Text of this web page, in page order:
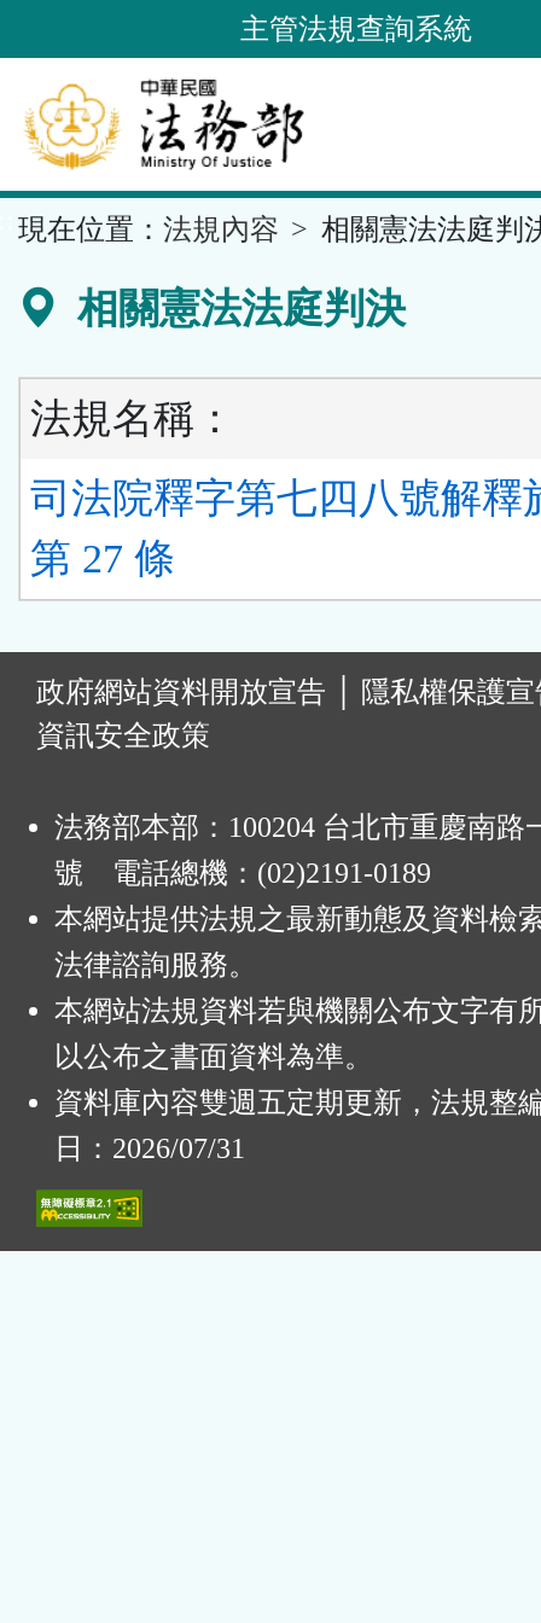
到
要
內
容
區
主管法規查詢系統
現在位置： 法規內容 相關憲法法庭判
相關憲法法庭判決
法規名稱：
司法院釋字第七四八號解釋
第 27 條
政府網站資料開放宣告
隱私權保護
資訊安全政策
法務部本部：100204 台北市重慶南路
號 電話總機：(02)2191-0189
本網站提供法規之最新動態及資料檢
法律諮詢服務。
本網站法規資料若與機關公布文字有
以公布之書面資料為準。
資料庫內容雙週五定期更新，法規整
日：2026/07/31